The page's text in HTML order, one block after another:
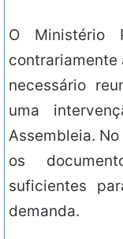
O Ministério
contrariamente
necessário
uma
Assembleia.
os
suficientes
demanda.